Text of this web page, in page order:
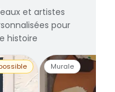
et artistes
pour
histoire
Murale